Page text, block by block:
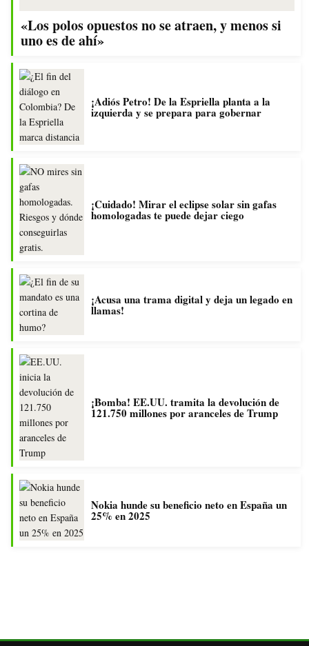
«Los polos opuestos no se atraen, y menos si
uno es de ahí»
¡Adiós Petro! De la Espriella planta a la
izquierda y se prepara para gobernar
¡Cuidado! Mirar el eclipse solar sin gafas
homologadas te puede dejar ciego
¡Acusa una trama digital y deja un legado en
llamas!
¡Bomba! EE.UU. tramita la devolución de
121.750 millones por aranceles de Trump
Nokia hunde su beneficio neto en España un
25% en 2025